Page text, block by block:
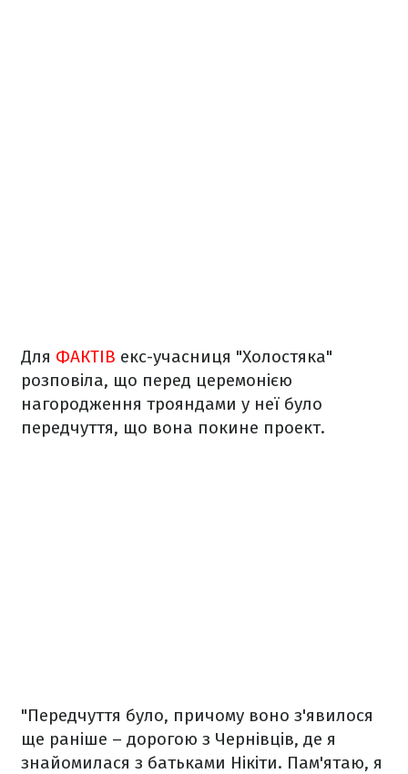
Для ФАКТІВ екс-учасниця "Холостяка"
розповіла, що перед церемонією
нагородження трояндами у неї було
передчуття, що вона покине проект.
"Передчуття було, причому воно з'явилося
ще раніше – дорогою з Чернівців, де я
знайомилася з батьками Нікіти. Пам'ятаю, я